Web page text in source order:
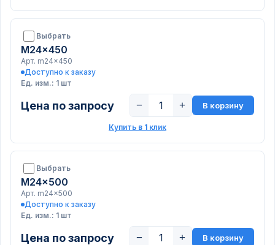
Выбрать
M24x450
Арт. m24x450
Доступно к заказу
Ед. изм.: 1 шт
Цена по запросу − + В корзину
Купить в 1 клик
Выбрать
M24x500
Арт. m24x500
Доступно к заказу
Ед. изм.: 1 шт
Цена по запросу − + В корзину